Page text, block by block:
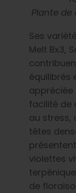
Plante de
Ses
Melt Bx3,
équilibrés
appréciée
facilité de
au stress,
têtes
violettes
de